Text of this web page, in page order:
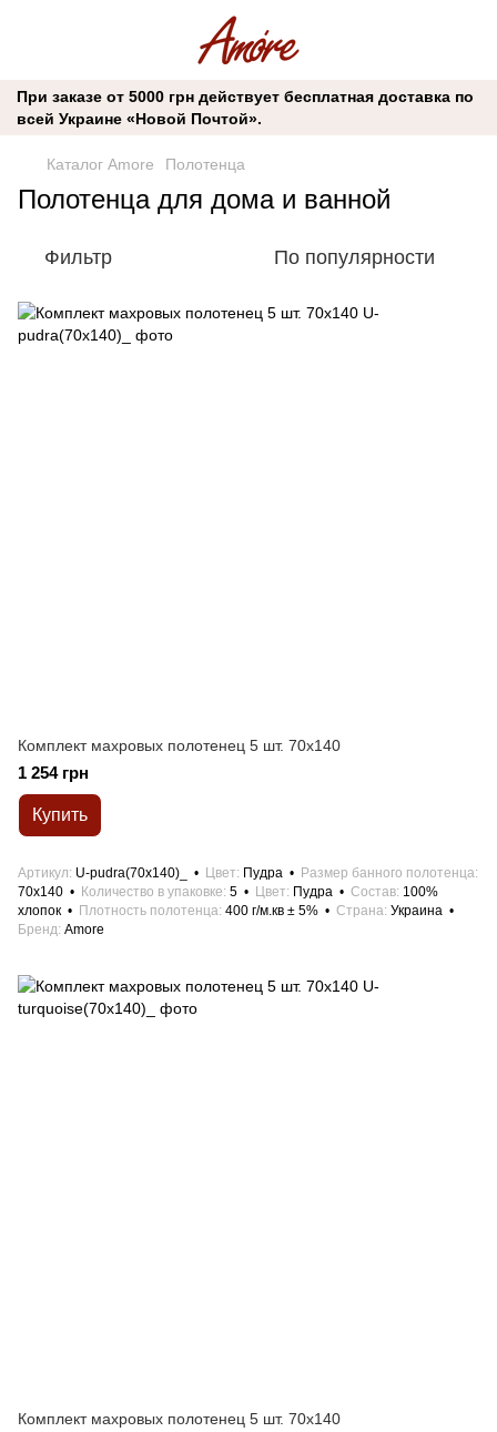
При заказе от 5000 грн действует бесплатная доставка по
всей Украине «Новой Почтой».
Каталог Amore Полотенца
Полотенца для дома и ванной
Фильтр По популярности
Комплект махровых полотенец 5 шт. 70x140
1 254 грн
Купить
Артикул U-pudra(70x140)_ Цвет Пудра
Размер банного полотенца
70x140
Количество в упаковке 5 Цвет Пудра Состав 100%
хлопок
Плотность полотенца 400 г/м.кв ± 5% Страна Украина
Бренд Amore
Комплект махровых полотенец 5 шт. 70x140